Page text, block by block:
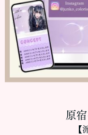
原
【